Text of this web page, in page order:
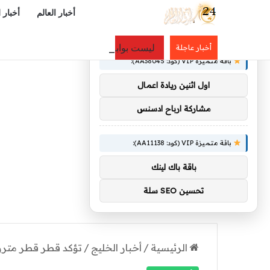
أخبار العالم
أخبار عاجلة ليست بوابةً لتداول المشفرات..
الرئيسية / أخبار الخليج / تؤكد قطر قطر
باقة متميزة VIP (كود: AA38045):
اول اثنين ريادة اعمال
مشاركة ارباح ادسنس
باقة متميزة VIP (كود: AA11138):
باقة باك لينك
تحسين SEO سلة